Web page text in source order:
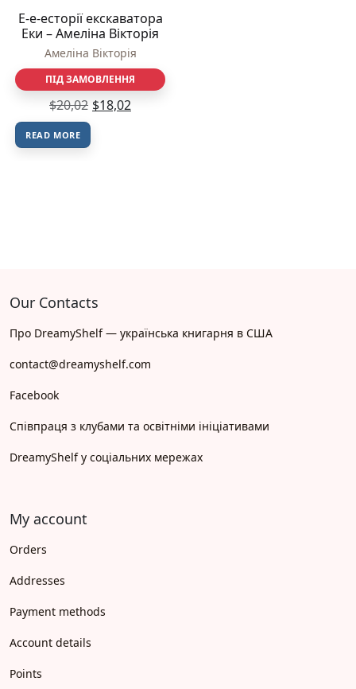
Е-е-есторії екскаватора
Еки – Амеліна Вікторія
Амеліна Вікторія
ПІД ЗАМОВЛЕННЯ
$20,02 $18,02
READ MORE
Our Contacts
Про DreamyShelf — українська книгарня в США
contact@dreamyshelf.com
Facebook
Співпраця з клубами та освітніми ініціативами
DreamyShelf у соціальних мережах
My account
Orders
Addresses
Payment methods
Account details
Points